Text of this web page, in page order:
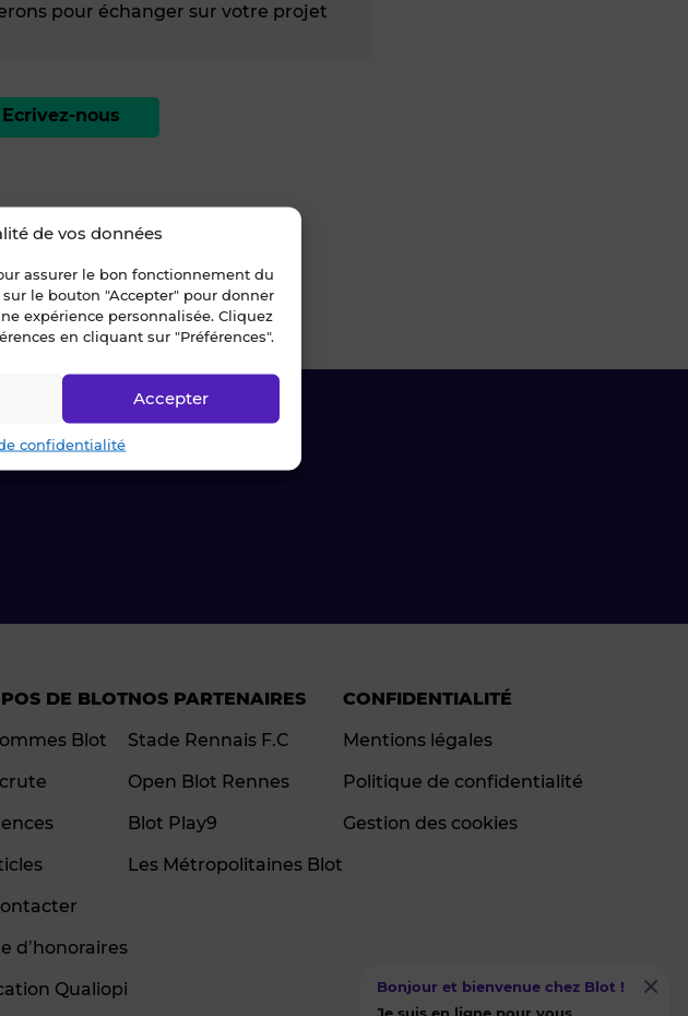
de vos données
assurer le bon fonctionnement du
le bouton "Accepter" pour donner
expérience personnalisée. Cliquez
en cliquant sur "Préférences".
Accepter
confidentialité
(22) (#35398 - )
pour échanger sur votre projet
Ecrivez-nous
DE BLOT
Blot
d’honoraires
Qualiopi
NOS PARTENAIRES
Stade Rennais F.C
Open Blot Rennes
Blot Play9
Les Métropolitaines Blot
CONFIDENTIALITÉ
Mentions légales
Politique de confidentialité
Gestion des cookies
Bonjour et bienvenue chez Blot !